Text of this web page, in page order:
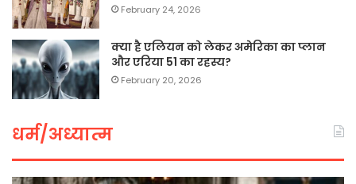
February 24, 2026
क्या है एलियन को लेकर अमेरिका का प्लान
और एरिया 51 का रहस्य?
February 20, 2026
धर्म/अध्यात्म